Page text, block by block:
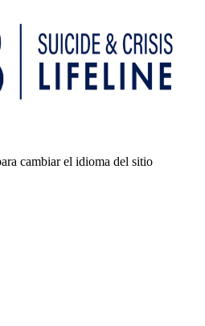
cambiar el idioma del sitio